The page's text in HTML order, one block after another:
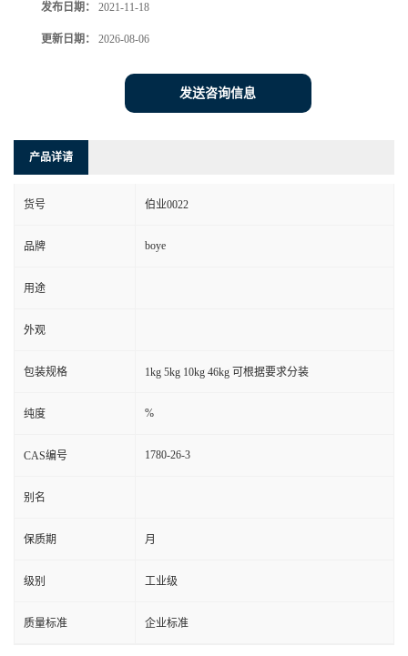
发布日期： 2021-11-18
更新日期： 2026-08-06
发送咨询信息
产品详请
货号 伯业0022
品牌 boye
用途
外观
包装规格 1kg 5kg 10kg 46kg 可根据要求分装
纯度 %
CAS编号 1780-26-3
别名
保质期 月
级别 工业级
质量标准 企业标准